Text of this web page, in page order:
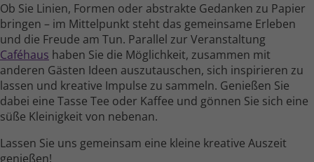
Ob Sie Linien, Formen oder abstrakte Gedanken zu Papier
bringen – im Mittel­punkt steht das gemein­same Erleben
und die Freude am Tun. Parallel zur Veranstaltung
Caféhaus haben Sie die Möglichkeit, zusammen mit
anderen Gästen Ideen auszu­tauschen, sich inspirieren zu
lassen und kreative Impulse zu sammeln. Genießen Sie
dabei eine Tasse Tee oder Kaffee und gönnen Sie sich eine
süße Kleinig­keit von nebenan.
Lassen Sie uns gemeinsam eine kleine kreative Auszeit
genießen!